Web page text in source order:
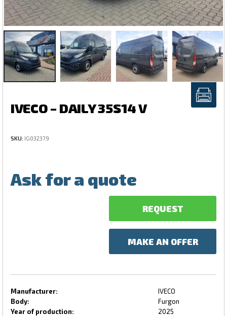
IVECO – DAILY 35S14 V
SKU: IG032379
Ask for a quote
REQUEST
MAKE AN OFFER
Manufacturer:
IVECO
Body:
Furgon
Year of production:
2025